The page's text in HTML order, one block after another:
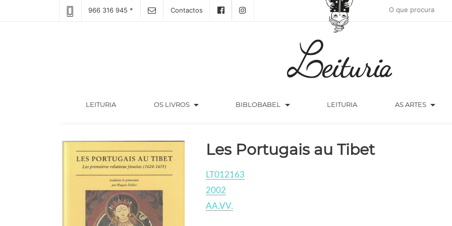
966 316 945 * Contactos
LEITURIA(CURRENT) OS LIVROS arrow_drop_down BIBLOBABEL arrow_drop_down LEITURIA AS ARTES arrow_drop_down
Les Portugais au Tibet
LT012163
2002
AA.VV.